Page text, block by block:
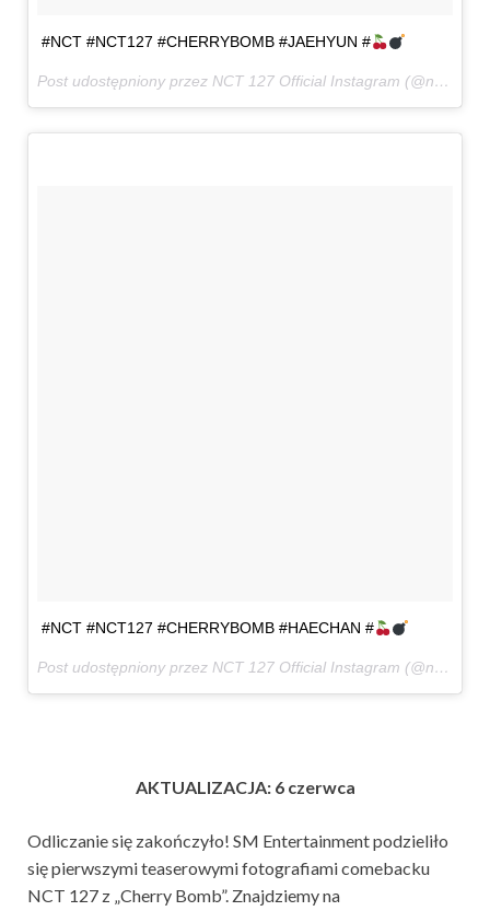
#NCT #NCT127 #CHERRYBOMB #JAEHYUN #
Post udostępniony przez NCT 127 Official Instagram (@nct127)
#NCT #NCT127 #CHERRYBOMB #HAECHAN #
Post udostępniony przez NCT 127 Official Instagram (@nct127)
AKTUALIZACJA: 6 czerwca
Odliczanie się zakończyło! SM Entertainment podzieliło
się pierwszymi teaserowymi fotografiami comebacku
NCT 127 z „Cherry Bomb”. Znajdziemy na